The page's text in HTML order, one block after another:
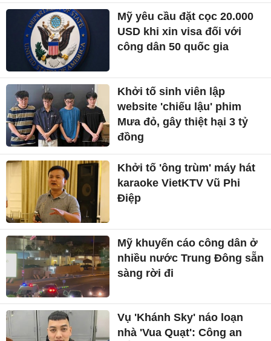
Mỹ yêu cầu đặt cọc 20.000
USD khi xin visa đối với
công dân 50 quốc gia
Khởi tố sinh viên lập
website 'chiếu lậu' phim
Mưa đỏ, gây thiệt hại 3 tỷ
đồng
Khởi tố 'ông trùm' máy hát
karaoke VietKTV Vũ Phi
Điệp
Mỹ khuyến cáo công dân ở
nhiều nước Trung Đông sẵn
sàng rời đi
Vụ 'Khánh Sky' náo loạn
nhà 'Vua Quạt': Công an